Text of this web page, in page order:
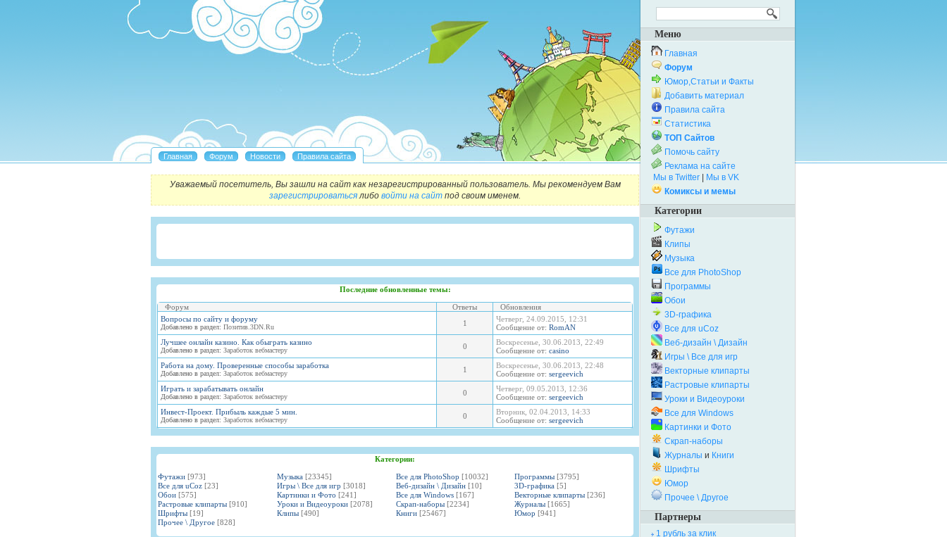
Уважаемый посетитель, Вы зашли на сайт как незарегистрированный пользователь. Мы рекомендуем Вам
зарегистрироватьсялибо войти на сайт под своим именем.
Последние обновленные темы:
Форум Ответы
Обновления
Вопросы по сайту и форуму
Добавлено в раздел: Позитив.3DN.Ru 1
Четверг, 24.09.2015, 12:31
Сообщение от: RomAN
Лучшее онлайн казино. Как обыграть казино
Добавлено в раздел: Заработок вебмастеру 0
Воскресенье, 30.06.2013, 22:49
Сообщение от: casino
Работа на дому. Проверенные способы заработка
Добавлено в раздел: Заработок вебмастеру 1
Воскресенье, 30.06.2013, 22:48
Сообщение от: sergeevich
Играть и зарабатывать онлайн
Добавлено в раздел: Заработок вебмастеру 0
Четверг, 09.05.2013, 12:36
Сообщение от: sergeevich
Инвест-Проект. Прибыль каждые 5 мин.
Добавлено в раздел: Заработок вебмастеру 0
Вторник, 02.04.2013, 14:33
Сообщение от: sergeevich
Категории:
Футажи [973] Музыка [23345] Все для PhotoShop [10032] Программы [3795]
Все для uCoz [23] Игры \ Все для игр [3018] Веб-дизайн \ Дизайн [10] 3D-графика [5]
Обои [575] Картинки и Фото [241] Все для Windows [167] Векторные клипарты [236]
Растровые клипарты [910] Уроки и Видеоуроки [2078] Скрап-наборы [2234] Журналы [1665]
Шрифты [19] Клипы [490] Книги [25467] Юмор [941]
Прочее \ Другое [828]
Меню
Главная
Форум
Юмор,Статьи и Факты
Добавить материал
Правила сайта
Статистика
ТОП Сайтов
Помочь сайту
Реклама на сайте
Мы в Twitter
Мы в VK
Комиксы и мемы
Категории
Футажи
Клипы
Музыка
Все для PhotoShop
Программы
Обои
3D-графика
Все для uCoz
Веб-дизайн \ Дизайн
Игры \ Все для игр
Векторные клипарты
Растровые клипарты
Уроки и Видеоуроки
Все для Windows
Картинки и Фото
Скрап-наборы
Журналы и Книги
Шрифты
Юмор
Прочее \ Другое
Партнеры
1 рубль за клик